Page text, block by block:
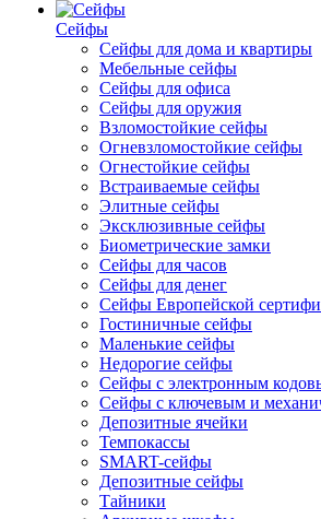
Сейфы
Сейфы для дома и квартиры
Мебельные сейфы
Сейфы для офиса
Сейфы для оружия
Взломостойкие сейфы
Огневзломостойкие сейфы
Огнестойкие сейфы
Встраиваемые сейфы
Элитные сейфы
Эксклюзивные сейфы
Биометрические замки
Сейфы для часов
Сейфы для денег
Сейфы Европейской
Гостиничные сейфы
Маленькие сейфы
Недорогие сейфы
Сейфы с электронным
Сейфы с ключевым и
Депозитные ячейки
Темпокассы
SMART-сейфы
Депозитные сейфы
Тайники